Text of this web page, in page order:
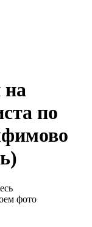
на
по
фото